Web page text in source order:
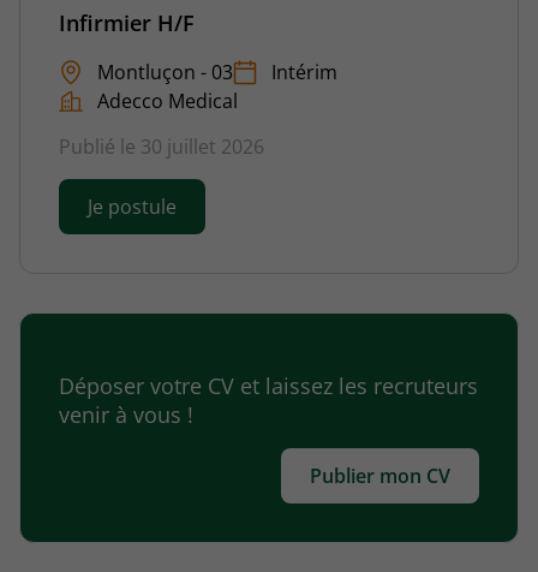
Infirmier H/F
Montluçon - 03
Intérim
Adecco Medical
Publié le 30 juillet 2026
Je postule
Déposer votre CV et laissez les recruteurs
venir à vous !
Publier mon CV